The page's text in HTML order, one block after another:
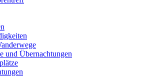
und Übernachtungen